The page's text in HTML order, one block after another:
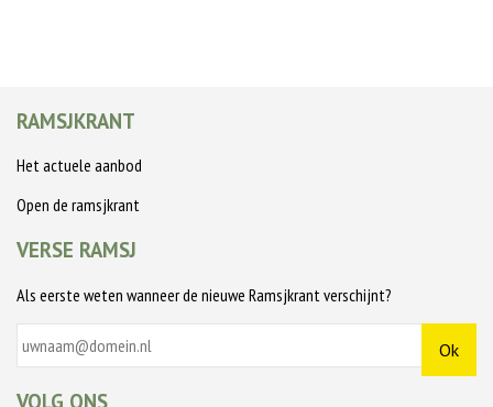
RAMSJKRANT
Het actuele aanbod
Open de ramsjkrant
VERSE RAMSJ
Als eerste weten wanneer de nieuwe Ramsjkrant verschijnt?
VOLG ONS